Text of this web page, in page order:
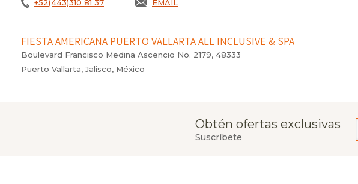
+52(443)310 81 37 EMAIL
FIESTA AMERICANA PUERTO VALLARTA ALL INCLUSIVE & SPA
Boulevard Francisco Medina Ascencio No. 2179, 48333
Puerto Vallarta, Jalisco, México
Obtén ofertas exclusivas
Suscríbete